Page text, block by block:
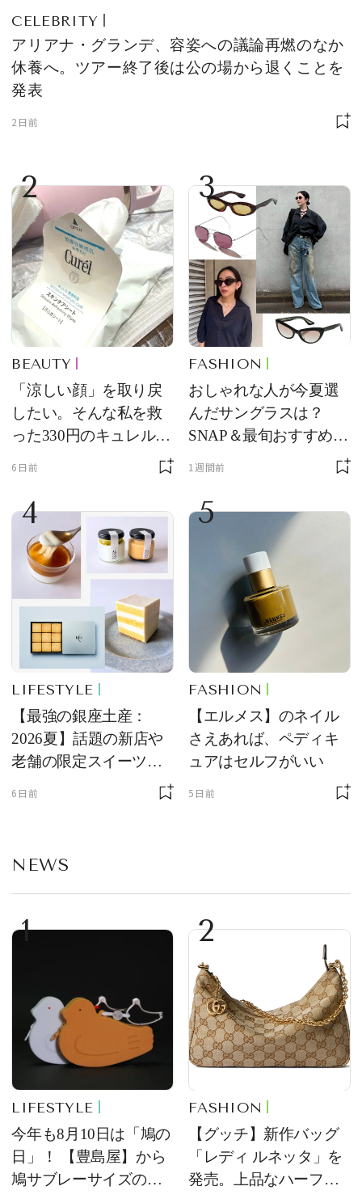
CELEBRITY
アリアナ・グランデ、容姿への議論再燃のなか
休養へ。ツアー終了後は公の場から退くことを
発表
2日前
2
BEAUTY
「涼しい顔」を取り戻
したい。そんな私を救
った330円のキュレル名
6日前
3
FASHION
おしゃれな人が今夏選
んだサングラスは？
SNAP＆最旬おすすめサ
1週間前
4
LIFESTYLE
【最強の銀座土産：
2026夏】話題の新店や
老舗の限定スイーツを
ゲット【＃SPURおやつ
6日前
5
FASHION
【エルメス】のネイル
さえあれば、ペディキ
ュアはセルフがいい
5日前
NEWS
1
LIFESTYLE
今年も8月10日は「鳩の
日」！ 【豊島屋】から
鳩サブレーサイズのポ
2
FASHION
【グッチ】新作バッグ
「レディ ルネッタ」を
発売。上品なハーフム